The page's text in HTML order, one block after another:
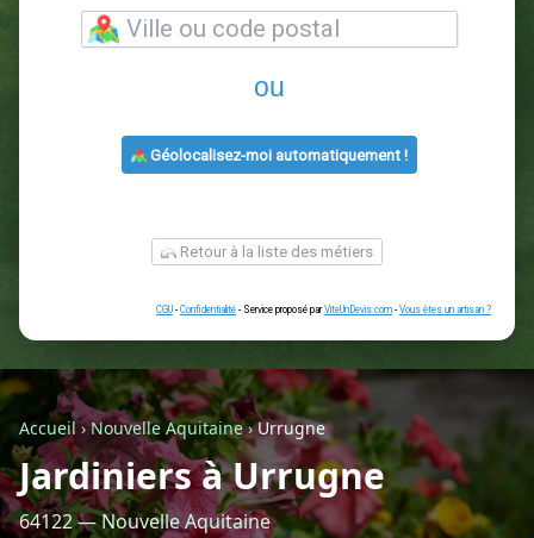
votre projet :
ou
Géolocalisez-moi automatiquement !
Retour à la liste des métiers
CGU-Confidentialité- Service proposé par ViteUnDevis.com-Vous
Accueil›Nouvelle Aquitaine›Urrugne
Jardiniers à Urrugne
64122 — Nouvelle Aquitaine